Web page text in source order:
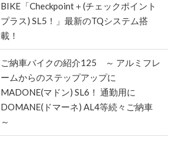
BIKE「Checkpoint＋(チェックポイント
プラス) SL5！」最新のTQシステム搭
載！
ご納車バイクの紹介125 ～ アルミフレ
ームからのステップアップに
MADONE(マドン) SL6！ 通勤用に
DOMANE(ドマーネ) AL4等続々ご納車
～